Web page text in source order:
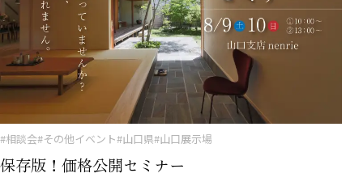
#相談会#その他イベント#山口県#山口展示場
保存版！価格公開セミナー